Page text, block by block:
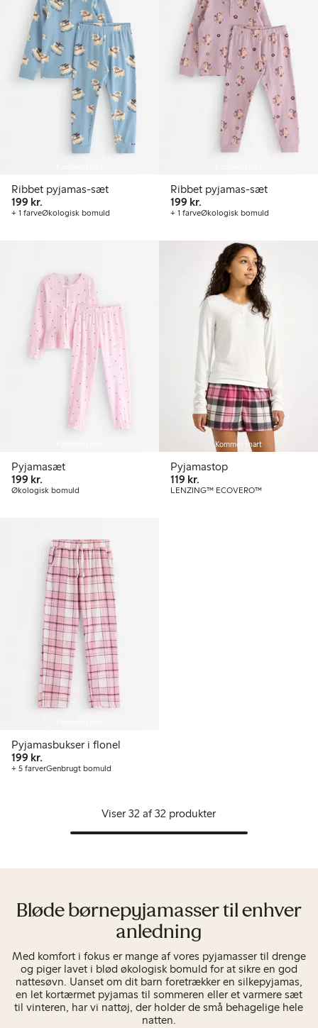
Ribbet pyjamas-sæt
199 kr.
+ 1 farveØkologisk bomuld
Ribbet pyjamas-sæt
199 kr.
+ 1 farveØkologisk bomuld
Pyjamasæt
199 kr.
Økologisk bomuld
Kommer snart
Pyjamastop
119 kr.119,00 kr.
LENZING™ ECOVERO™
Pyjamasbukser i flonel
199 kr.
+ 5 farverGenbrugt bomuld
Viser 32 af 32 produkter
Bløde børnepyjamasser til enhver
anledning
Med komfort i fokus er mange af vores pyjamasser til drenge
og piger lavet i blød økologisk bomuld for at sikre en god
nattesøvn. Uanset om dit barn foretrækker en silkepyjamas,
en let kortærmet pyjamas til sommeren eller et varmere sæt
til vinteren, har vi nattøj, der holder de små behagelige hele
natten.